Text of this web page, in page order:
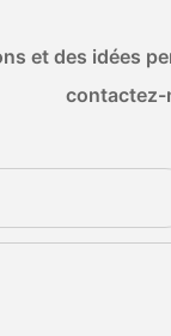
et des idées
contactez-